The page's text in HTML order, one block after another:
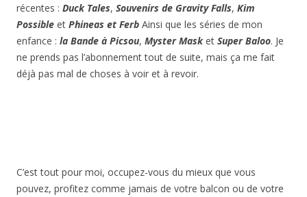
récentes : Duck Tales, Souvenirs de Gravity Falls, Kim
Possible et Phineas et Ferb Ainsi que les séries de mon
enfance : la Bande à Picsou, Myster Masket Super Baloo. Je
ne prends pas l’abonnement tout de suite, mais ça me fait
déjà pas mal de choses à voir et à revoir.
C’est tout pour moi, occupez-vous du mieux que vous
pouvez, profitez comme jamais de votre balcon ou de votre